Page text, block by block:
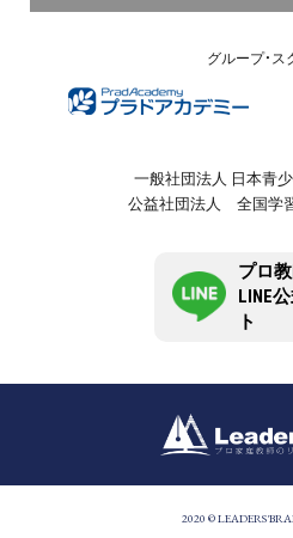
グループ・ス
一般社団法人 日本青
公益社団法人 全国学
プロ
LINE
ト
2020 ©